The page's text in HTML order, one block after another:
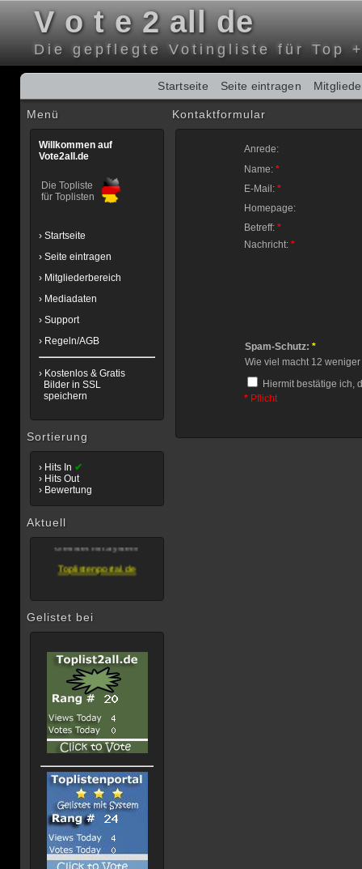
V o t e 2 all de
Die gepflegte Votingliste für Top
Startseite Seite eintragen
Menü
Willkommen auf
Vote2all.de
Die Topliste
für Toplisten
› Startseite
› Seite eintragen
› Mitgliederbereich
› Mediadaten
› Support
› Regeln/AGB
› Kostenlos & Gratis
Bilder in SSL
speichern
Sortierung
› Hits In ✔
› Hits Out
› Bewertung
Aktuell
Wir empfehlen
Unsere Allgemeine
Topliste...
Toplistenportal.de
Gelistet mit System
Gelistet bei
Kontaktformular
Anrede:
Name: *
E-Mail: *
Homepage:
Betreff: *
Nachricht: *
Spam-Schutz: *
Wie viel macht 12
Hiermit bestätige ich,
*Pflicht